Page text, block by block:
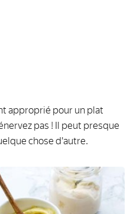
approprié pour un plat
pas ! Il peut presque
chose d'autre.